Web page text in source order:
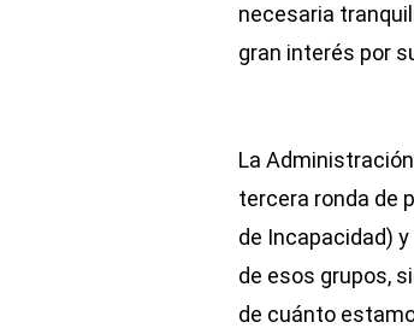
necesaria
gran interés por
La
tercera ronda de
de Incapacidad)
de esos grupos,
de cuánto